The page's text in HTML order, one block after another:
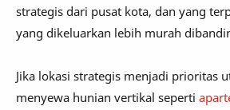
strategis dari pusat kota, dan yang
yang dikeluarkan lebih murah
Jika lokasi strategis menjadi prioritas
menyewa hunian vertikal seperti